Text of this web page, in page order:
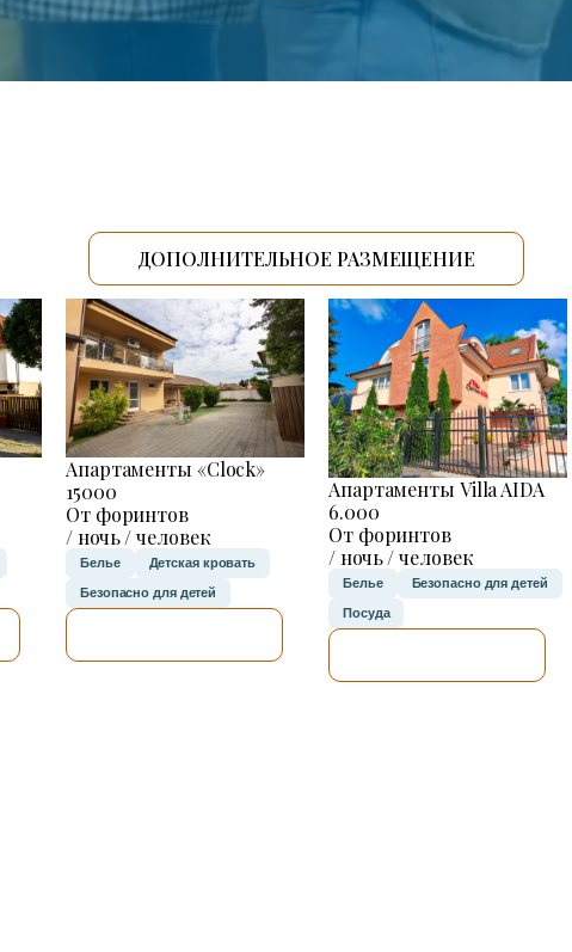
ДОПОЛНИТЕЛЬНОЕ РАЗМЕЩЕНИЕ
Апартаменты «Clock»
15000
От форинтов
/ ночь / человек
Белье Детская кровать
Безопасно для детей
Апартаменты Villa AIDA
6.000
От форинтов
/ ночь / человек
Белье Безопасно для детей
Посуда